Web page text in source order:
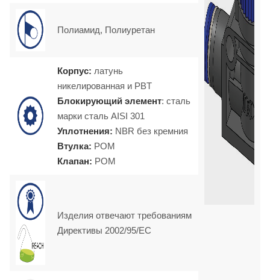
Полиамид, Полиуретан
Корпус: латунь
никелированная и PBT
Блокирующий элемент: сталь
марки сталь AISI 301
Уплотнения: NBR без кремния
Втулка: POM
Клапан: POM
Изделия отвечают требованиям
Директивы 2002/95/EC